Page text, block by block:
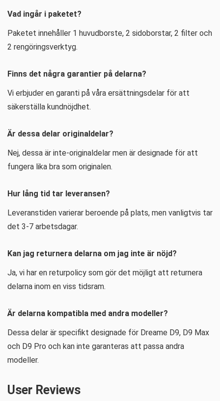
Vad ingår i paketet?
Paketet innehåller 1 huvudborste, 2 sidoborstar, 2 filter och
2 rengöringsverktyg.
Finns det några garantier på delarna?
Vi erbjuder en garanti på våra ersättningsdelar för att
säkerställa kundnöjdhet.
Är dessa delar originaldelar?
Nej, dessa är inte-originaldelar men är designade för att
fungera lika bra som originalen.
Hur lång tid tar leveransen?
Leveranstiden varierar beroende på plats, men vanligtvis tar
det 3-7 arbetsdagar.
Kan jag returnera delarna om jag inte är nöjd?
Ja, vi har en returpolicy som gör det möjligt att returnera
delarna inom en viss tidsram.
Är delarna kompatibla med andra modeller?
Dessa delar är specifikt designade för Dreame D9, D9 Max
och D9 Pro och kan inte garanteras att passa andra
modeller.
User Reviews